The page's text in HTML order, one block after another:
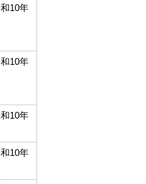
10年
10年
10年
10年